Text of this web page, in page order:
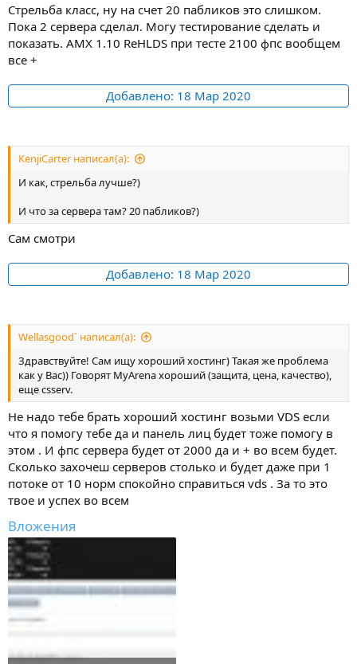
Стрельба класс, ну на счет 20 пабликов это слишком.
Пока 2 сервера сделал. Могу тестирование сделать и
показать. АМХ 1.10 ReHLDS при тесте 2100 фпс вообщем
все +
Добавлено: 18 Мар 2020
KenjiCarter написал(а):
И как, стрельба лучше?)
И что за сервера там? 20 пабликов?)
Сам смотри
Добавлено: 18 Мар 2020
Wellasgood` написал(а):
Здравствуйте! Сам ищу хороший хостинг) Такая же проблема
как у Вас)) Говорят MyArena хороший (защита, цена, качество),
еще csserv.
Не надо тебе брать хороший хостинг возьми VDS если
что я помогу тебе да и панель лиц будет тоже помогу в
этом . И фпс сервера будет от 2000 да и + во всем будет.
Сколько захочеш серверов столько и будет даже при 1
потоке от 10 норм спокойно справиться vds . За то это
твое и успех во всем
Вложения